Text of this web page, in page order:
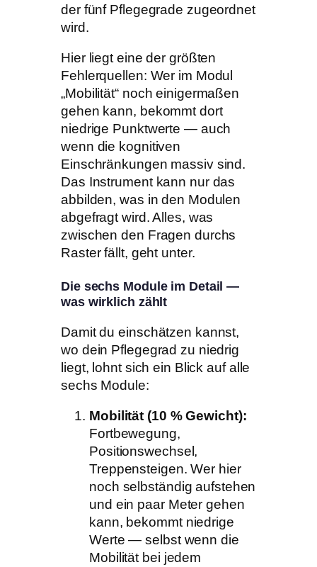
der fünf Pflegegrade zugeordnet
wird.
Hier liegt eine der größten
Fehlerquellen: Wer im Modul
„Mobilität“ noch einigermaßen
gehen kann, bekommt dort
niedrige Punktwerte — auch
wenn die kognitiven
Einschränkungen massiv sind.
Das Instrument kann nur das
abbilden, was in den Modulen
abgefragt wird. Alles, was
zwischen den Fragen durchs
Raster fällt, geht unter.
Die sechs Module im Detail —
was wirklich zählt
Damit du einschätzen kannst,
wo dein Pflegegrad zu niedrig
liegt, lohnt sich ein Blick auf alle
sechs Module:
Mobilität (10 % Gewicht):
Fortbewegung,
Positionswechsel,
Treppensteigen. Wer hier
noch selbständig aufstehen
und ein paar Meter gehen
kann, bekommt niedrige
Werte — selbst wenn die
Mobilität bei jedem